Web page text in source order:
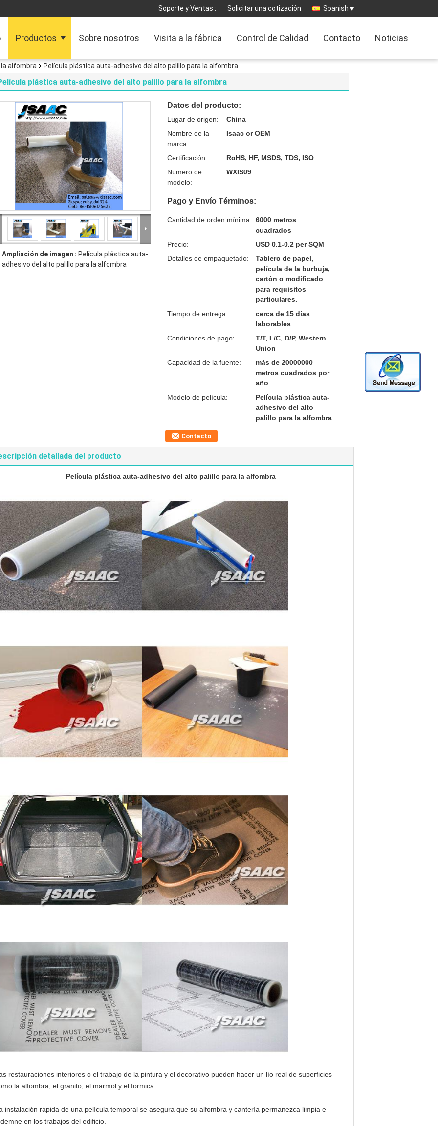
Soporte y Ventas : Solicitar una cotización Spanish
Productos Sobre nosotros Visita a la fábrica Control de Calidad Contacto Noticias
alfombra Película plástica auta-adhesivo del alto palillo para la alfombra
plástica auta-adhesivo del alto palillo para la alfombra
Ampliación de imagen : Película plástica auta-
adhesivo del alto palillo para la alfombra
Datos del producto:
Lugar de origen:
China
Nombre de la
marca:
Isaac or OEM
Certificación:
RoHS, HF, MSDS, TDS, ISO
Número de
modelo:
WXIS09
Pago y Envío Términos:
Cantidad de orden mínima: 6000 metros
cuadrados
Precio:
USD 0.1-0.2 per SQM
Detalles de empaquetado:
Tablero de papel,
película de la burbuja,
cartón o modificado
para requisitos
particulares.
Tiempo de entrega:
cerca de 15 días
laborables
Condiciones de pago:
T/T, L/C, D/P, Western
Union
Capacidad de la fuente:
más de 20000000
metros cuadrados por
año
Modelo de película:
Película plástica auta-
adhesivo del alto
palillo para la alfombra
Contacto
detallada del producto
Película plástica auta-adhesivo del alto palillo para la alfombra
restauraciones interiores o el trabajo de la pintura y el decorativo pueden hacer un lío real de superficies
la alfombra, el granito, el mármol y el formica.
instalación rápida de una película temporal se asegura que su alfombra y cantería permanezca limpia e
en los trabajos del edificio.